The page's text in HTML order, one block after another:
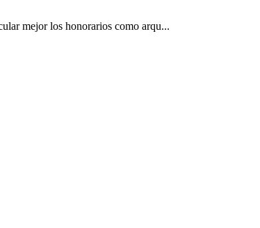
mejor los honorarios como arqu...